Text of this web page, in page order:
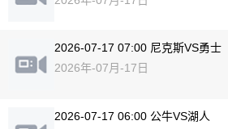
2026-07-17 07:00 尼克斯VS勇士
2026年-07月-17日
2026-07-17 06:00 公牛VS湖人